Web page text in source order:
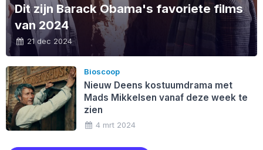
Dit zijn Barack Obama's favoriete films
van 2024
21 dec 2024
Bioscoop
Nieuw Deens kostuumdrama met
Mads Mikkelsen vanaf deze week te
zien
4 mrt 2024